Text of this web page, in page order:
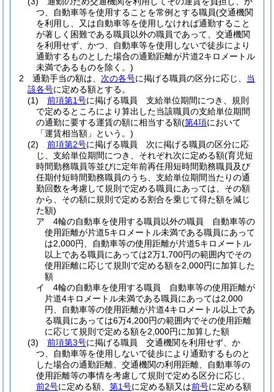
つ、自動車等を使用することを常例とする職員(交通機関
を利用し、又は自動車等を使用しなければ通勤すること
が著しく困難である職員以外の職員であって、交通機関
を利用せず、かつ、自動車等を使用しないで徒歩により
通勤するものとした場合の通勤距離が片道2キロメートル
未満であるものを除く。)
2
通勤手当の額は、 次の各号に掲げる職員の区分に応じ、 当
該各号に定める額とする。
(1)
前項第1号に掲げる職員 支給単位期間につき、規則
で定めるところにより算出した当該職員の支給単位期間
の通勤に要する運賃の額に相当する額(第4項において
「運賃相当額」という。)
(2)
前項第2号に掲げる職員 次に掲げる職員の区分に応
じ、支給単位期間につき、それぞれ次に定める額(育児短
時間勤務職員等並びに定年前再任用短時間勤務職員及び
任期付短時間勤務職員のうち、支給単位期間当たりの通
勤回数を考慮して規則で定める職員にあっては、その額
から、その額に規則で定める割合を乗じて得た額を減じ
た額)
ア
4輪の自動車を使用する職員以外の職員 自動車等の
使用距離が片道5キロメートル未満である職員にあって
は2,000円、自動車等の使用距離が片道5キロメートル
以上である職員にあっては2万1,700円の範囲内でその
使用距離に応じて規則で定める額を2,000円に加算した
額
イ
4輪の自動車を使用する職員 自動車等の使用距離が
片道4キロメートル未満である職員にあっては2,000
円、自動車等の使用距離が片道4キロメートル以上であ
る職員にあっては6万4,200円の範囲内でその使用距離
に応じて規則で定める額を2,000円に加算した額
(3)
前項第3号に掲げる職員 交通機関を利用せず、か
つ、自動車等を使用しないで徒歩により通勤するものと
した場合の通勤距離、交通機関の利用距離、自動車等の
使用距離等の事情を考慮して規則で定める区分に応じ、
前2号に定める額、 第1号に定める額又は前号に定める額